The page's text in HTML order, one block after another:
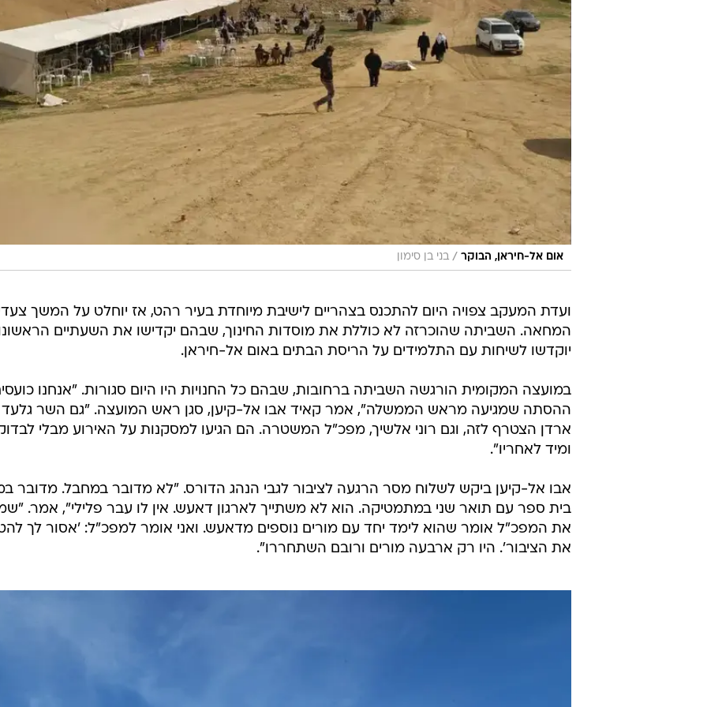
אום אל-חיראן, הבוקר / בני בן סימון
ועדת המעקב צפויה היום להתכנס בצהריים לישיבת מיוחדת בעיר רהט, אז יוחלט על המשך
המחאה. השביתה שהוכרזה לא כוללת את מוסדות החינוך, שבהם יקדישו את השעתיים
יוקדשו לשיחות עם התלמידים על הריסת הבתים באום אל-חיראן.
במועצה המקומית הורגשה השביתה ברחובות, שבהם כל החנויות היו היום סגורות. "אנחנו
ההסתה שמגיעה מראש הממשלה", אמר קאיד אבו אל-קיען, סגן ראש המועצה. "גם השר גלעד
ארדן הצטרף לזה, וגם רוני אלשיך, מפכ"ל המשטרה. הם הגיעו למסקנות על האירוע מבלי
ומיד לאחריו".
אבו אל-קיען ביקש לשלוח מסר הרגעה לציבור לגבי הנהג הדורס. "לא מדובר במחבל. מדובר
בית ספר עם תואר שני במתמטיקה. הוא לא משתייך לארגון דאעש. אין לו עבר פלילי", אמר.
את המפכ"ל אומר שהוא לימד יחד עם מורים נוספים מדאעש. ואני אומר למפכ"ל: 'אסור לך
את הציבור'. היו רק ארבעה מורים ורובם השתחררו".